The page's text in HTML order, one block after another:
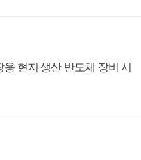
현지 생산 반도체 장비 시